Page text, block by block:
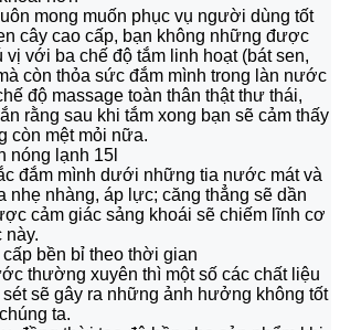
mong muốn phục vụ người dùng tốt
cây cao cấp, bạn không những được
vị với ba chế độ tắm linh hoạt (bát sen,
còn thỏa sức đắm mình trong làn nước
độ massage toàn thân thật thư thái,
rằng sau khi tắm xong bạn sẽ cảm thấy
còn mệt mỏi nữa.
nóng lạnh 15l
đắm mình dưới những tia nước mát và
nhẹ nhàng, áp lực; căng thẳng sẽ dần
cảm giác sảng khoái sẽ chiếm lĩnh cơ
này.
bền bỉ theo thời gian
thường xuyên thì một số các chất liệu
sẽ gây ra những ảnh hưởng không tốt
ta.